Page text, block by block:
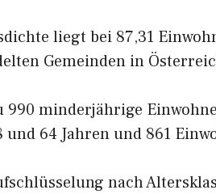
liegt bei 87,31
Gemeinden in
990 minderjährige
und 64 Jahren und 861
nach